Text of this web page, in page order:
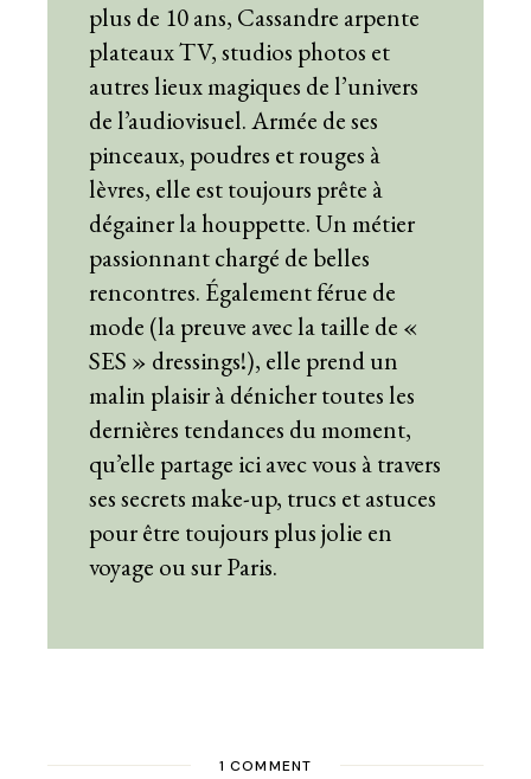
plus de 10 ans, Cassandre arpente
plateaux TV, studios photos et
autres lieux magiques de l’univers
de l’audiovisuel. Armée de ses
pinceaux, poudres et rouges à
lèvres, elle est toujours prête à
dégainer la houppette. Un métier
passionnant chargé de belles
rencontres. Également férue de
mode (la preuve avec la taille de «
SES » dressings!), elle prend un
malin plaisir à dénicher toutes les
dernières tendances du moment,
qu’elle partage ici avec vous à travers
ses secrets make-up, trucs et astuces
pour être toujours plus jolie en
voyage ou sur Paris.
1 COMMENT